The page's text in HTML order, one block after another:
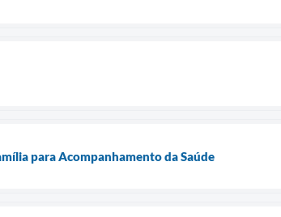
para Acompanhamento da Saúde